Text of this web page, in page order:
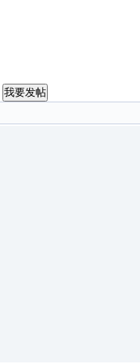
我要发帖